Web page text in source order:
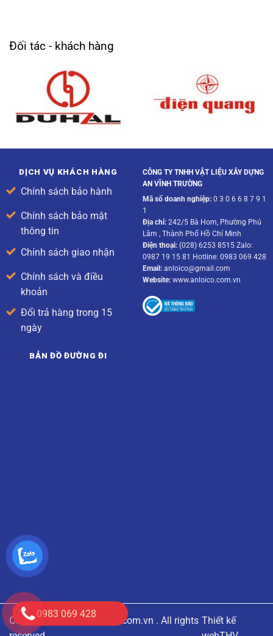
Đối tác - khách hàng
DỊCH VỤ KHÁCH HÀNG
Chính sách bảo hành
Chính sách bảo mật
thông tin
Chính sách giao nhận
Chính sách và điều
khoản
Đổi trả hàng trong 15
ngày
CÔNG TY TNHH VẬT LIỆU XÂY DỰNG
AN VĨNH TRƯỜNG
Mã số doanh nghiệp:0 3 0 6 6 8 7 9 1
1
Địa chỉ:242/5 Bà Hom, Phường Phú
Lâm , Thành Phố Hồ Chí Minh
Điện thoại:(028) 6253 8515 Zalo:
0987 19 15 81 Hotline: 0983 069 428
Email:anloico@gmail.com
Website:www.anloico.com.vn
BẢN ĐỒ ĐƯỜNG ĐI
Copyright © 2020anloico.com.vn . All rights Thiết kế
0983 069 428